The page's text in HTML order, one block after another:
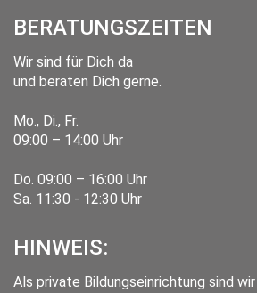
BERATUNGSZEITEN
Wir sind für Dich da
und beraten Dich gerne.
Mo., Di., Fr.
09:00 – 14:00 Uhr
Do. 09:00 – 16:00 Uhr
Sa. 11:30 - 12:30 Uhr
HINWEIS:
Als private Bildungseinrichtung sind wir